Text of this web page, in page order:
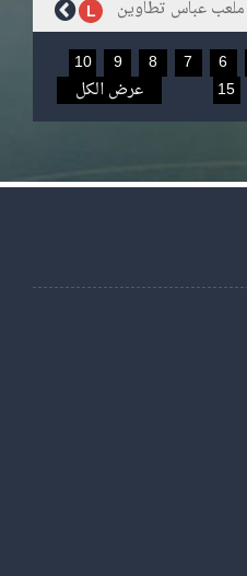
L ملعب عباس تطاوين
6
7
8
9
10
15 عرض الكل